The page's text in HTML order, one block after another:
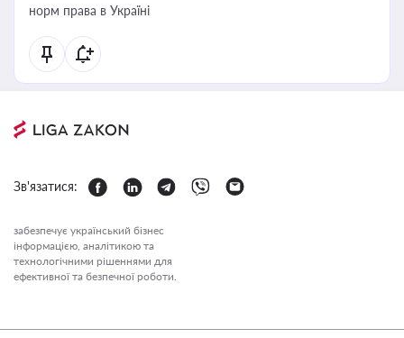
норм права в Україні
Зв'язатися:
забезпечує український бізнес
інформацією, аналітикою та
технологічними рішеннями для
ефективної та безпечної роботи.